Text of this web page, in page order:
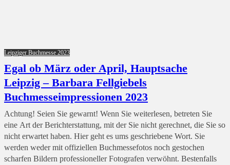
Leipziger Buchmesse 2023
Egal ob März oder April, Hauptsache
Leipzig – Barbara Fellgiebels
Buchmesseimpressionen 2023
Achtung! Seien Sie gewarnt! Wenn Sie weiterlesen, betreten Sie
eine Art der Berichterstattung, mit der Sie nicht gerechnet, die Sie so
nicht erwartet haben. Hier geht es ums geschriebene Wort. Sie
werden weder mit offiziellen Buchmessefotos noch gestochen
scharfen Bildern professioneller Fotografen verwöhnt. Bestenfalls